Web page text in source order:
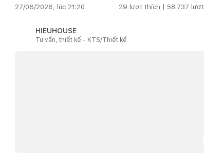
27/06/2026, lúc 21:20 29 lượt thích | 58.737
HIEUHOUSE
Tư vấn, thiết kế - KTS/Thiết kế